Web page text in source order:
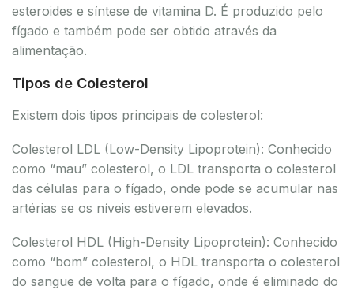
esteroides e síntese de vitamina D. É produzido pelo
fígado e também pode ser obtido através da
alimentação.
Tipos de Colesterol
Existem dois tipos principais de colesterol:
Colesterol LDL (Low-Density Lipoprotein): Conhecido
como “mau” colesterol, o LDL transporta o colesterol
das células para o fígado, onde pode se acumular nas
artérias se os níveis estiverem elevados.
Colesterol HDL (High-Density Lipoprotein): Conhecido
como “bom” colesterol, o HDL transporta o colesterol
do sangue de volta para o fígado, onde é eliminado do